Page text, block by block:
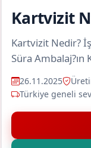
Kartvizit
Kartvizit Nedir?
Süra
26.11.2025
Türkiye geneli